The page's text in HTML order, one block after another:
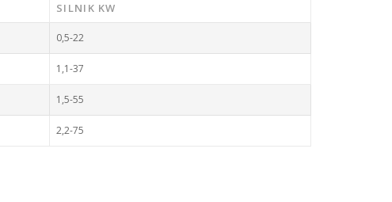
SILNIK KW
0,5-22
1,1-37
1,5-55
2,2-75